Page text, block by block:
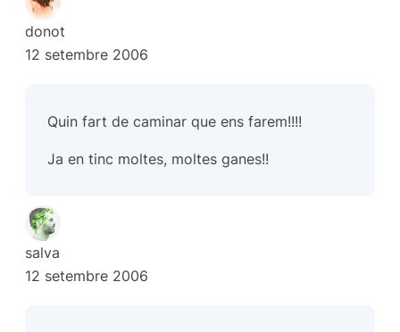
donot
12 setembre 2006
Quin fart de caminar que ens farem!!!!
Ja en tinc moltes, moltes ganes!!
salva
12 setembre 2006